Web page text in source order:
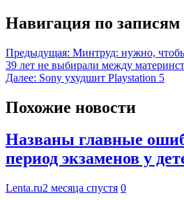
Навигация по записям
Предыдущая: Минтруд: нужно,
39 лет не выбирали между
Далее: Sony ухудшит Playstation 5
Похожие новости
Названы главные
период экзаменов у
Lenta.ru2 месяца спустя 0